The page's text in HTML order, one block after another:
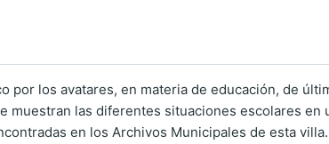
por los avatares, en materia de educación, de
muestran las diferentes situaciones escolares en
en los Archivos Municipales de esta